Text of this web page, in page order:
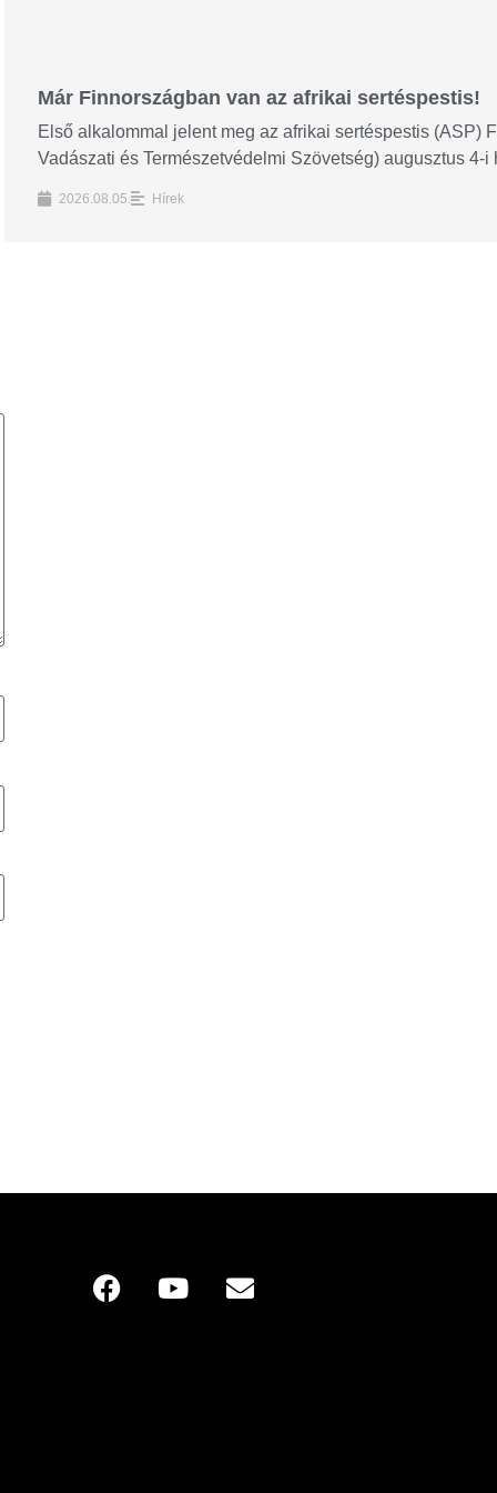
Már Finnországban van az afrikai sertéspestis!
Első alkalommal jelent meg az afrikai sertéspestis (ASP)
Vadászati és Természetvédelmi Szövetség) augusztus 4-i
2026.08.05. Hírek